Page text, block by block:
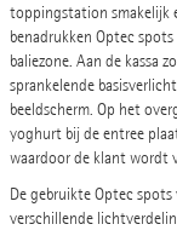
toppingstation smakelijk
benadrukken Optec
baliezone. Aan de kassa
sprankelende
beeldscherm. Op het
yoghurt bij de entree
waardoor de klant wordt
De gebruikte Optec
verschillende